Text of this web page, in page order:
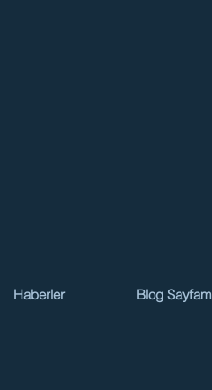
Haberler Blog Sayfam